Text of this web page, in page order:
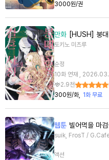
3000원/권
만화 [HUSH] 붕
토키노 미츠루
순정
10화 연재 ,
2.9천
300원/화
1화 무료
웹툰 빌어먹을 마
suik, FrosT /
액션